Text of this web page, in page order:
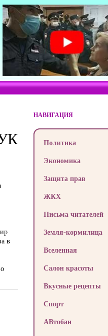
в
НАВИГАЦИЯ
Политика
Экономика
Защита прав
ЖКХ
Письма читателей
Земля-кормилица
Вселенная
Салон красоты
Вкусные рецепты
Спорт
АВтобан